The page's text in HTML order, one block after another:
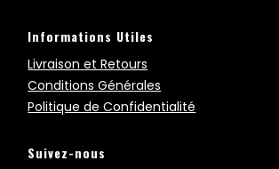
Informations Utiles
Livraison et Retours
Conditions Générales
Politique de Confidentialité
Suivez-nous